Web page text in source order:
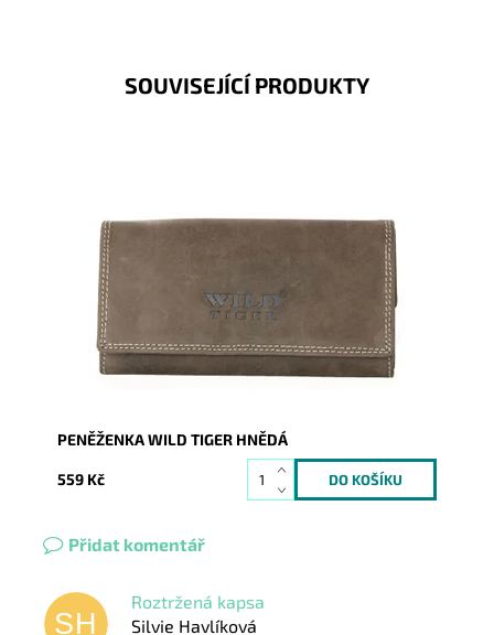
SOUVISEJÍCÍ PRODUKTY
Nejprodávanější typ dámské peněženky na českém
Dostupnost:
Značka:
Záruka:
PENĚŽENKA WILD TIGER HNĚDÁ
559 Kč
Přidat komentář
SH
Roztržená kapsa
Silvie Havlíková